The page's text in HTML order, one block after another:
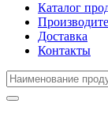
Каталог
Доставка
Контакты